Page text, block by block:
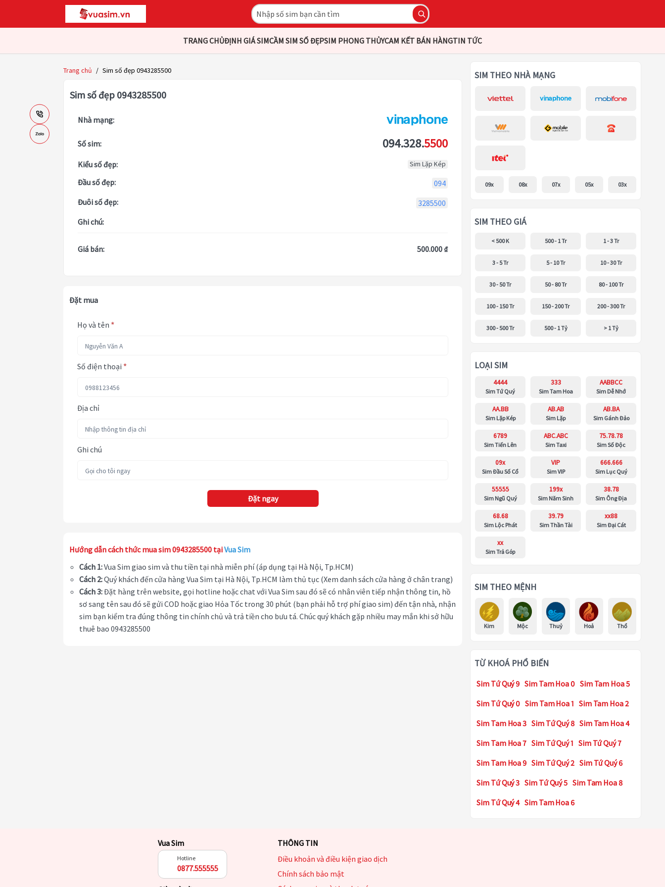
TRANG CHỦĐỊNH GIÁ SIMCẦM SIM SỐ ĐẸPSIM PHONG THỦYCAM KẾT BÁN HÀNGTIN TỨC
Trang chủ / Sim số đẹp 0943285500
Sim số đẹp 0943285500
Nhà mạng:
Số sim: 094.328.5500
Kiểu số đẹp: Sim Lặp Kép
Đầu số đẹp:
094
Đuôi số đẹp:
3285500
Ghi chú:
Giá bán: 500.000 ₫
Đặt mua
Họ và tên *
Số điện thoại *
Địa chỉ
Ghi chú
Đặt ngay
Hướng dẫn cách thức mua sim 0943285500 tạiVua Sim
Cách 1:Vua Sim giao sim và thu tiền tại nhà miễn phí (áp dụng tại Hà Nội, Tp.HCM)
Cách 2:Quý khách đến cửa hàng Vua Sim tại Hà Nội, Tp.HCM làm thủ tục (Xem danh sách cửa hàng ở chân trang)
Cách 3:Đặt hàng trên website, gọi hotline hoặc chat với Vua Sim sau đó sẽ có nhân viên tiếp nhận thông tin, hồ
sơ sang tên sau đó sẽ gửi COD hoặc giao Hỏa Tốc trong 30 phút (bạn phải hỗ trợ phí giao sim) đến tận nhà, nhận
sim bạn kiểm tra đúng thông tin chính chủ và trả tiền cho bưu tá. Chúc quý khách gặp nhiều may mắn khi sở hữu
thuê bao 0943285500
SIM THEO NHÀ MẠNG
09x 08x 07x 05x 03x
SIM THEO GIÁ
< 500 K 500 - 1 Tr 1 - 3 Tr
3 - 5 Tr 5 - 10 Tr 10 - 30 Tr
30 - 50 Tr 50 - 80 Tr 80 - 100 Tr
100 - 150 Tr 150 - 200 Tr 200 - 300 Tr
300 - 500 Tr 500 - 1 Tỷ > 1 Tỷ
LOẠI SIM
4444
Sim Tứ Quý
333
Sim Tam Hoa
AABBCC
Sim Dễ Nhớ
AA.BB
Sim Lặp Kép
AB.AB
Sim Lặp
AB.BA
Sim Gánh Đảo
6789
Sim Tiến Lên
ABC.ABC
Sim Taxi
75.78.78
Sim Số Độc
09x
Sim Đầu Số Cổ
VIP
Sim VIP
666.666
Sim Lục Quý
55555
Sim Ngũ Quý
199x
Sim Năm Sinh
38.78
Sim Ông Địa
68.68
Sim Lộc Phát
39.79
Sim Thần Tài
xx88
Sim Đại Cát
xx
Sim Trả Góp
SIM THEO MỆNH
Kim Mộc Thuỷ Hoả Thổ
TỪ KHOÁ PHỔ BIẾN
Sim Tứ Quý 9 Sim Tam Hoa 0 Sim Tam Hoa 5
Sim Tứ Quý 0 Sim Tam Hoa 1 Sim Tam Hoa 2
Sim Tam Hoa 3 Sim Tứ Quý 8 Sim Tam Hoa 4
Sim Tam Hoa 7 Sim Tứ Quý 1 Sim Tứ Quý 7
Sim Tam Hoa 9 Sim Tứ Quý 2 Sim Tứ Quý 6
Sim Tứ Quý 3 Sim Tứ Quý 5 Sim Tam Hoa 8
Sim Tứ Quý 4 Sim Tam Hoa 6
Vua Sim
Hotline
0877.555555
THÔNG TIN
Điều khoản và điều kiện giao dịch
Chính sách bảo mật